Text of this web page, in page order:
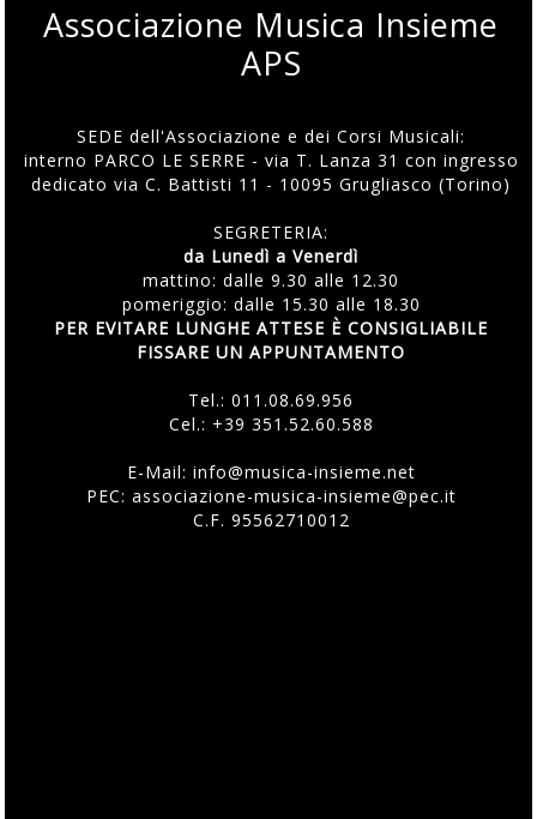
Associazione Musica Insieme
APS
SEDE dell'Associazione e dei Corsi Musicali:
interno PARCO LE SERRE - via T. Lanza 31 con ingresso
dedicato via C. Battisti 11 - 10095 Grugliasco (Torino)
SEGRETERIA:
da Lunedì a Venerdì
mattino: dalle 9.30 alle 12.30
pomeriggio: dalle 15.30 alle 18.30
PER EVITARE LUNGHE ATTESE È CONSIGLIABILE
FISSARE UN APPUNTAMENTO
Tel.:011.08.69.956
Cel.: +39 351.52.60.588
E-Mail: info@musica-insieme.net
PEC: associazione-musica-insieme@pec.it
C.F. 95562710012